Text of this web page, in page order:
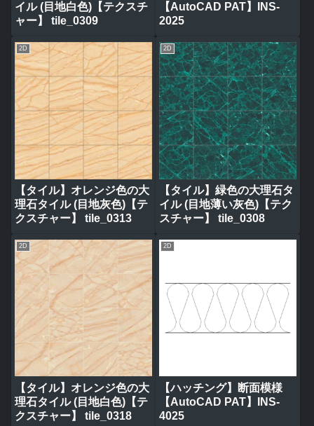
イル (目地白色)【テクスチ
ャー】 tile_0309
【AutoCAD PAT】INS-
2025
2D
【タイル】オレンジ色の大
理石タイル (目地灰色)【テ
クスチャー】 tile_0313
2D
【タイル】緑色の大理石タ
イル (目地薄い灰色)【テク
スチャー】 tile_0308
2D
【タイル】オレンジ色の大
理石タイル (目地白色)【テ
クスチャー】 tile_0318
2D
【ハッチング】断面模様
【AutoCAD PAT】INS-
4025